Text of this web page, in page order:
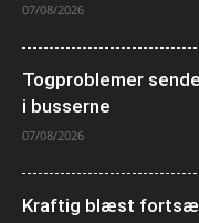
07/08/2026
Togproblemer
i busserne
07/08/2026
Kraftig blæst